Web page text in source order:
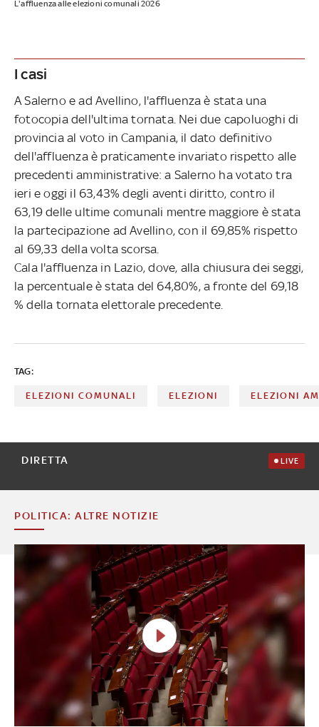
L'affluenza alle elezioni comunali 2026
I casi
A Salerno e ad Avellino, l'affluenza è stata una
fotocopia dell'ultima tornata. Nei due capoluoghi di
provincia al voto in Campania, il dato definitivo
dell'affluenza è praticamente invariato rispetto alle
precedenti amministrative: a Salerno ha votato tra
ieri e oggi il 63,43% degli aventi diritto, contro il
63,19 delle ultime comunali mentre maggiore è stata
la partecipazione ad Avellino, con il 69,85% rispetto
al 69,33 della volta scorsa.
Cala l'affluenza in Lazio, dove, alla chiusura dei seggi,
la percentuale è stata del 64,80%, a fronte del 69,18
% della tornata elettorale precedente.
TAG:
ELEZIONI COMUNALI ELEZIONI ELEZIONI
DIRETTA LIVE
POLITICA: ALTRE NOTIZIE